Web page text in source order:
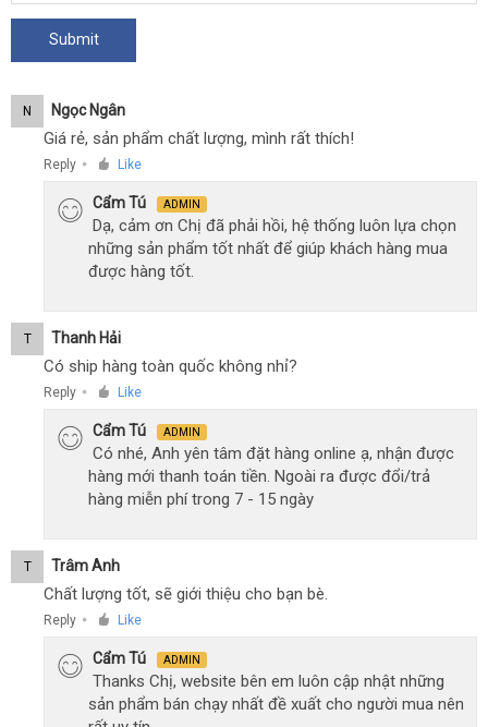
N Ngọc Ngân
Giá rẻ, sản phẩm chất lượng, mình rất thích!
Reply ● Like
Cẩm Tú ADMIN
Dạ, cảm ơn Chị đã phải hồi, hệ thống luôn lựa chọn
những sản phẩm tốt nhất để giúp khách hàng mua
được hàng tốt.
T Thanh Hải
Có ship hàng toàn quốc không nhỉ?
Reply ● Like
Cẩm Tú ADMIN
Có nhé, Anh yên tâm đặt hàng online ạ, nhận được
hàng mới thanh toán tiền. Ngoài ra được đổi/trả
hàng miễn phí trong 7 - 15 ngày
T Trâm Anh
Chất lượng tốt, sẽ giới thiệu cho bạn bè.
Reply ● Like
Cẩm Tú ADMIN
Thanks Chị, website bên em luôn cập nhật những
sản phẩm bán chạy nhất đề xuất cho người mua nên